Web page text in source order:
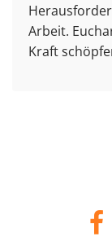
Arbeit.
Kraft